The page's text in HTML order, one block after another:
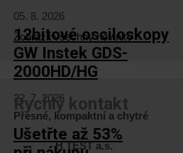
05. 8. 2026
12bitové osciloskopy
GW Instek GDS-
2000HD/HG
22. 7. 2026
Přesné, kompaktní a chytré
Ušetřte až 53%
Zobrazit všechny novinky
Rychlý kontakt
H TEST a.s.